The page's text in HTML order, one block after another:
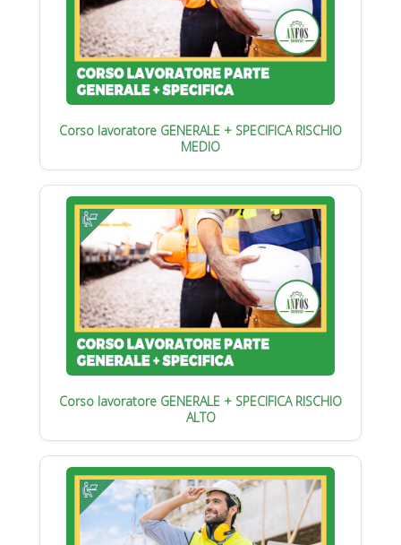
Corso lavoratore GENERALE + SPECIFICA RISCHIO
MEDIO
Corso lavoratore GENERALE + SPECIFICA RISCHIO
ALTO